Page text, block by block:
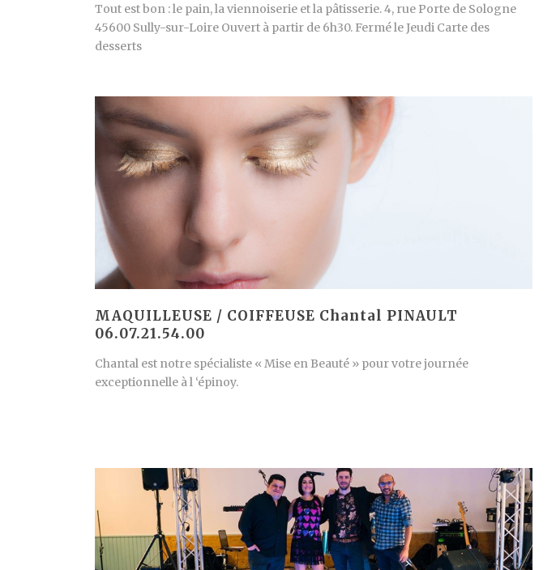
Tout est bon : le pain, la viennoiserie et la pâtisserie. 4, rue Porte de Sologne
45600 Sully-sur-Loire Ouvert à partir de 6h30. Fermé le Jeudi Carte des
desserts
MAQUILLEUSE / COIFFEUSE Chantal PINAULT
06.07.21.54.00
Chantal est notre spécialiste « Mise en Beauté » pour votre journée
exceptionnelle à l ‘épinoy.